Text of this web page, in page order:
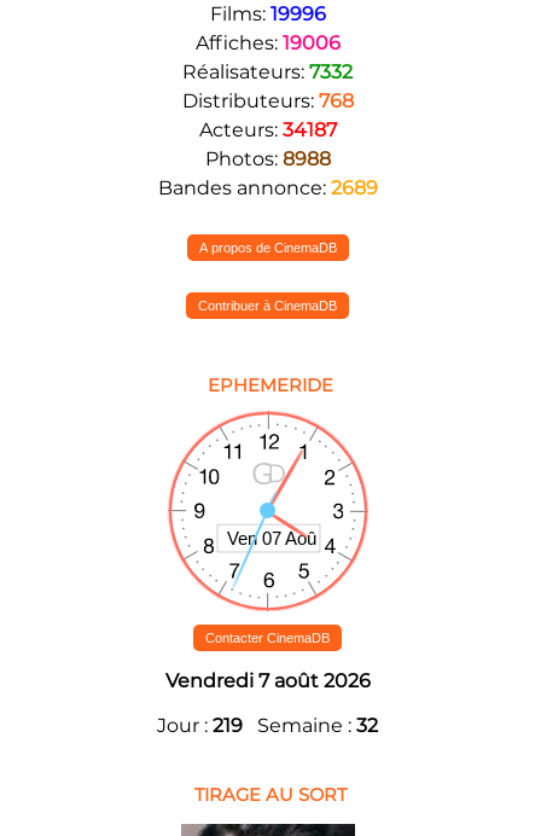
Films: 19996
Affiches: 19006
Réalisateurs: 7332
Distributeurs: 768
Acteurs: 34187
Photos: 8988
Bandes annonce: 2689
A propos de CinemaDB
Contribuer à CinemaDB
EPHEMERIDE
Contacter CinemaDB
Vendredi 7 août 2026
Jour : 219 Semaine : 32
TIRAGE AU SORT